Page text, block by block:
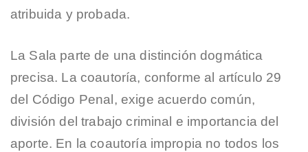
atribuida y probada.
La Sala parte de una distinción dogmática
precisa. La coautoría, conforme al artículo 29
del Código Penal, exige acuerdo común,
división del trabajo criminal e importancia del
aporte. En la coautoría impropia no todos los